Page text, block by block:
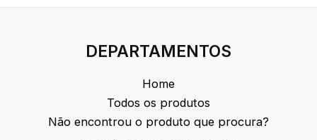
DEPARTAMENTOS
Home
Todos os produtos
Não encontrou o produto que procura?